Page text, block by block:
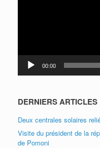
00:00
DERNIERS ARTICLES
Deux centrales solaires
Visite du président de la
de Pomoni